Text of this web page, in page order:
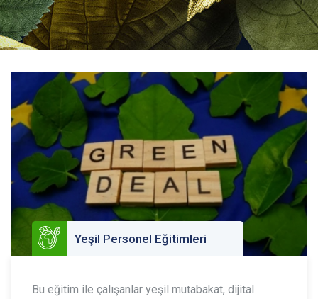
Yeşil Personel Eğitimleri
Bu eğitim ile çalışanlar yeşil mutabakat, dijital